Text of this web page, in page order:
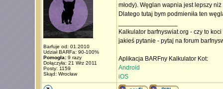
Barfuje od: 01.2010
Udział BARFa: 90-100%
Pomogła:9 razy
Dołączyła: 21 Wrz 2011
Posty: 1159
Skąd: Wrocław
młody). Węglan wapnia jest lepszy
Dlatego tutaj bym podmieniła ten
Kalkulator barfnyswiat.org - czy to
jakieś pytanie - pytaj na forum
Aplikacja BARFny Kalkulator Kot:
Android
iOS